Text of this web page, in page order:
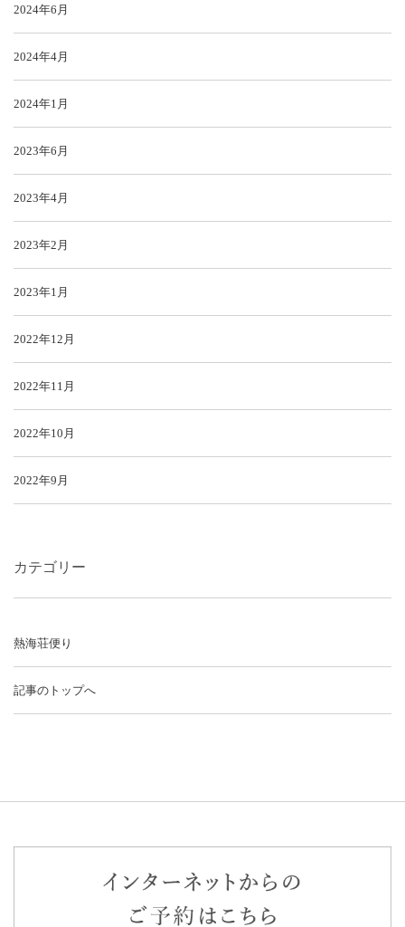
2024年6月
2024年4月
2024年1月
2023年6月
2023年4月
2023年2月
2023年1月
2022年12月
2022年11月
2022年10月
2022年9月
カテゴリー
熱海荘便り
記事のトップへ